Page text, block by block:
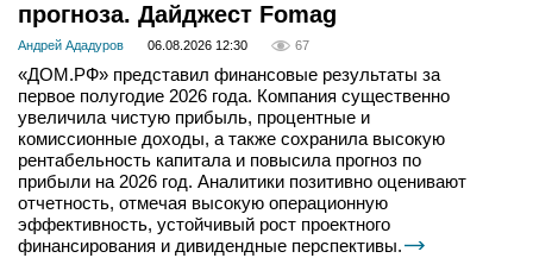
прогноза. Дайджест Fomag
Андрей Ададуров 06.08.2026 12:30 67
«ДОМ.РФ» представил финансовые результаты за
первое полугодие 2026 года. Компания существенно
увеличила чистую прибыль, процентные и
комиссионные доходы, а также сохранила высокую
рентабельность капитала и повысила прогноз по
прибыли на 2026 год. Аналитики позитивно оценивают
отчетность, отмечая высокую операционную
эффективность, устойчивый рост проектного
финансирования и дивидендные перспективы.